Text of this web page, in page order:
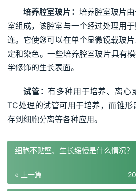
培养腔室玻片： 培养腔室玻片
室组成，该腔室与一个经过处理用
连。它使您可以在单个显微镜载玻
定和染色。一些培养腔室玻片具有
学修饰的生长表面。
试管：有多种用于培养、离心
TC处理的试管可用于培养，而锥
存到细胞分离等各种应用。
细胞不贴壁、生长缓慢是什么情况？
« 上一篇